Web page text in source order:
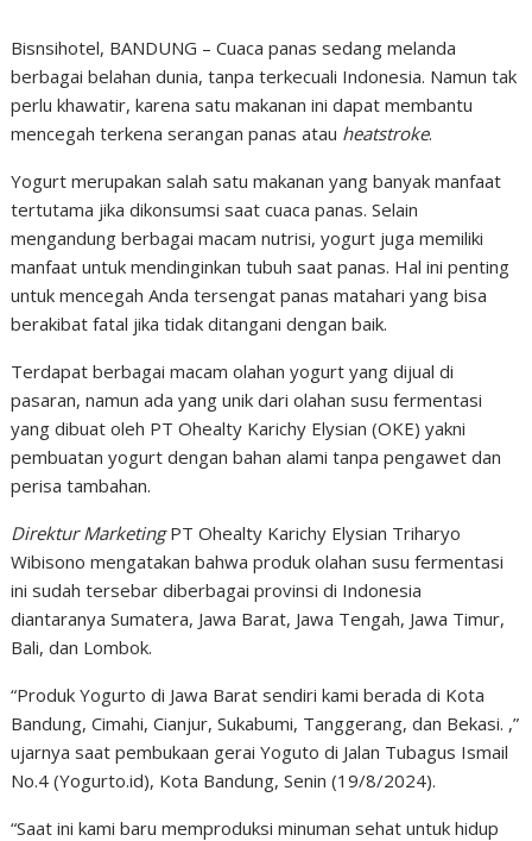
Bisnsihotel, BANDUNG – Cuaca panas sedang melanda
berbagai belahan dunia, tanpa terkecuali Indonesia. Namun tak
perlu khawatir, karena satu makanan ini dapat membantu
mencegah terkena serangan panas atau heatstroke.
Yogurt merupakan salah satu makanan yang banyak manfaat
tertutama jika dikonsumsi saat cuaca panas. Selain
mengandung berbagai macam nutrisi, yogurt juga memiliki
manfaat untuk mendinginkan tubuh saat panas. Hal ini penting
untuk mencegah Anda tersengat panas matahari yang bisa
berakibat fatal jika tidak ditangani dengan baik.
Terdapat berbagai macam olahan yogurt yang dijual di
pasaran, namun ada yang unik dari olahan susu fermentasi
yang dibuat oleh PT Ohealty Karichy Elysian (OKE) yakni
pembuatan yogurt dengan bahan alami tanpa pengawet dan
perisa tambahan.
Direktur MarketingPT Ohealty Karichy Elysian Triharyo
Wibisono mengatakan bahwa produk olahan susu fermentasi
ini sudah tersebar diberbagai provinsi di Indonesia
diantaranya Sumatera, Jawa Barat, Jawa Tengah, Jawa Timur,
Bali, dan Lombok.
“Produk Yogurto di Jawa Barat sendiri kami berada di Kota
Bandung, Cimahi, Cianjur, Sukabumi, Tanggerang, dan Bekasi. ,”
ujarnya saat pembukaan gerai Yoguto di Jalan Tubagus Ismail
No.4 (Yogurto.id), Kota Bandung, Senin (19/8/2024).
“Saat ini kami baru memproduksi minuman sehat untuk hidup